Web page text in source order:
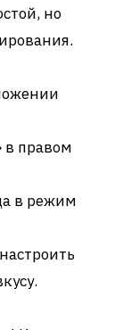
но
в правом
в режим